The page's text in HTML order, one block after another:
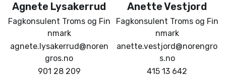
Agnete Lysakerrud
Fagkonsulent Troms og Fin
nmark
agnete.lysakerrud@noren
gros.no
901 28 209
AnetteVestjord
Fagkonsulent Troms og Fin
nmark
anette.vestjord@norengro
s.no
415 13 642